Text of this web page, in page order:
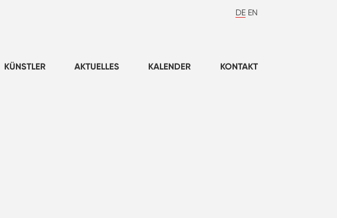
DE EN
KÜNSTLER AKTUELLES KALENDER KONTAKT